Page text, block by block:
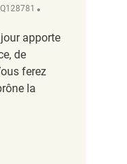
apporte
de
ferez
la